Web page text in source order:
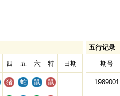
四 五 六 特 日期
猪 蛇 鼠 鼠
五行记录
期号
1989001